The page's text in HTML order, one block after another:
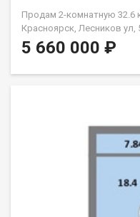
Продам 2-комнатную 32.6
Красноярск, Лесников ул,
5 660 000 ₽